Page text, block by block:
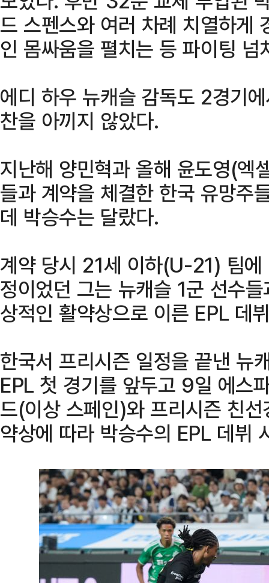
드 스펜스와 여러 차례 치열하게
인 몸싸움을 펼치는 등 파이팅
에디 하우 뉴캐슬 감독도 2경기
찬을 아끼지 않았다.
지난해 양민혁과 올해 윤도영(엑
들과 계약을 체결한 한국 유망주
데 박승수는 달랐다.
계약 당시 21세 이하(U-21) 팀
정이었던 그는 뉴캐슬 1군 선수
상적인 활약상으로 이른 EPL 데
한국서 프리시즌 일정을 끝낸 뉴
EPL 첫 경기를 앞두고 9일 에스
드(이상 스페인)와 프리시즌 친
약상에 따라 박승수의 EPL 데뷔